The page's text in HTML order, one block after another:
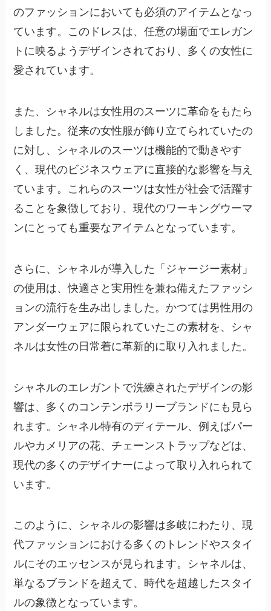
のファッションにおいても必須のアイテムとなっ
ています。このドレスは、任意の場面でエレガン
トに映るようデザインされており、多くの女性に
愛されています。
また、 シャネルは女性用のスーツに革命をもたら
しました 。従来の女性服が飾り立てられていたの
に対し、シャネルのスーツは機能的で動きやす
く、現代のビジネスウェアに直接的な影響を与え
ています。これらのスーツは女性が社会で活躍す
ることを象徴しており、現代のワーキングウーマ
ンにとっても重要なアイテムとなっています。
さらに、シャネルが導入した 「ジャージー素材」
の使用 は、快適さと実用性を兼ね備えたファッシ
ョンの流行を生み出しました。かつては男性用の
アンダーウェアに限られていたこの素材を、シャ
ネルは女性の日常着に革新的に取り入れました。
シャネルのエレガントで洗練されたデザインの影
響は、多くのコンテンポラリーブランドにも見ら
れます。シャネル特有のディテール、例えばパー
ルやカメリアの花、チェーンストラップなどは、
現代の多くのデザイナーによって取り入れられて
います。
このように、シャネルの影響は多岐にわたり、現
代ファッションにおける多くのトレンドやスタイ
ルにそのエッセンスが見られます。シャネルは、
単なるブランドを超えて、時代を超越したスタイ
ルの象徴となっています。